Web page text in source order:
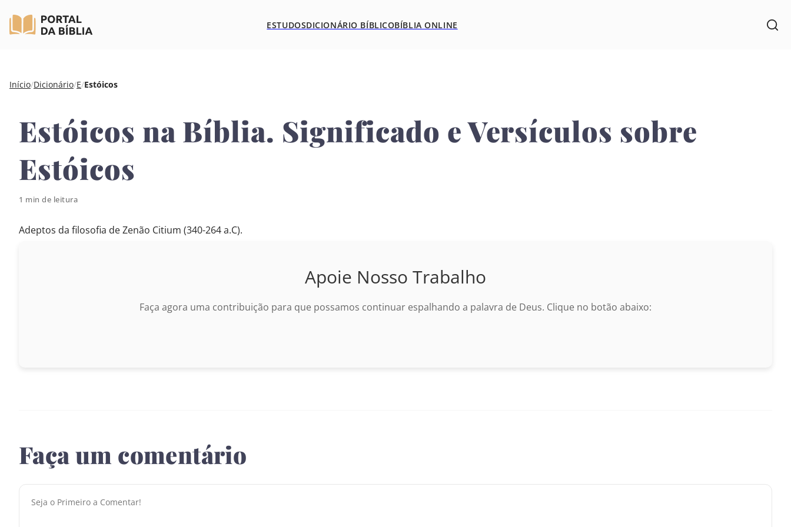
Pular
conteúdo
ESTUDOSDICIONÁRIO BÍBLICOBÍBLIA ONLINE
Início/Dicionário/E/Estóicos
Estóicos na Bíblia. Significado e Versículos sobre
Estóicos
1 min de leitura
Adeptos da filosofia de Zenão Citium (340-264 a.C).
Apoie Nosso Trabalho
Faça agora uma contribuição para que possamos continuar espalhando a palavra de Deus. Clique no botão abaixo:
Faça um comentário